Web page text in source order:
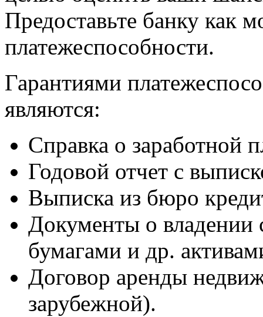
Предоставьте банку как
платежеспособности.
Гарантиями
являются:
Справка о заработной
Годовой отчет с
Выписка из бюро
Документы о владении
бумагами и др.
Договор аренды
зарубежной).